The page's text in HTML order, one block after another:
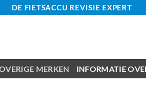
DE FIETSACCU REVISIE EXPERT
MERKEN INFORMATIE